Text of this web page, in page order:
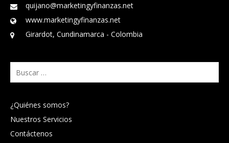
quijano@marketingyfinanzas.net
www.marketingyfinanzas.net
Girardot, Cundinamarca - Colombia
Buscar:
¿Quiénes somos?
Nuestros Servicios
Contáctenos